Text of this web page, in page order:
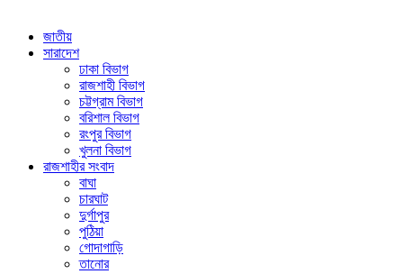
জাতীয়
সারাদেশ
ঢাকা বিভাগ
রাজশাহী বিভাগ
চট্টগ্রাম বিভাগ
বরিশাল বিভাগ
রংপুর বিভাগ
খুলনা বিভাগ
রাজশাহীর সংবাদ
বাঘা
চারঘাট
দুর্গাপুর
পুঠিয়া
গোদাগাড়ি
তানোর